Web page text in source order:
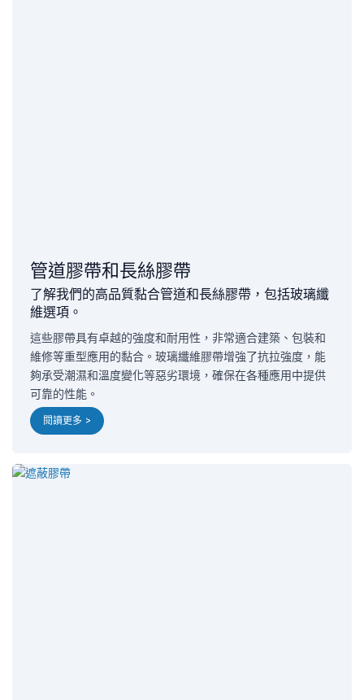
管道膠帶和長絲膠帶
了解我們的高品質黏合管道和長絲膠帶，包括玻璃纖
維選項。
這些膠帶具有卓越的強度和耐用性，非常適合建築、包裝和
維修等重型應用的黏合。玻璃纖維膠帶增強了抗拉強度，能
夠承受潮濕和溫度變化等惡劣環境，確保在各種應用中提供
可靠的性能。
閱讀更多 >